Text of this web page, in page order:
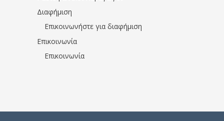
Διαφήμιση
Επικοινωνήστε για διαφήμιση
Επικοινωνία
Επικοινωνία